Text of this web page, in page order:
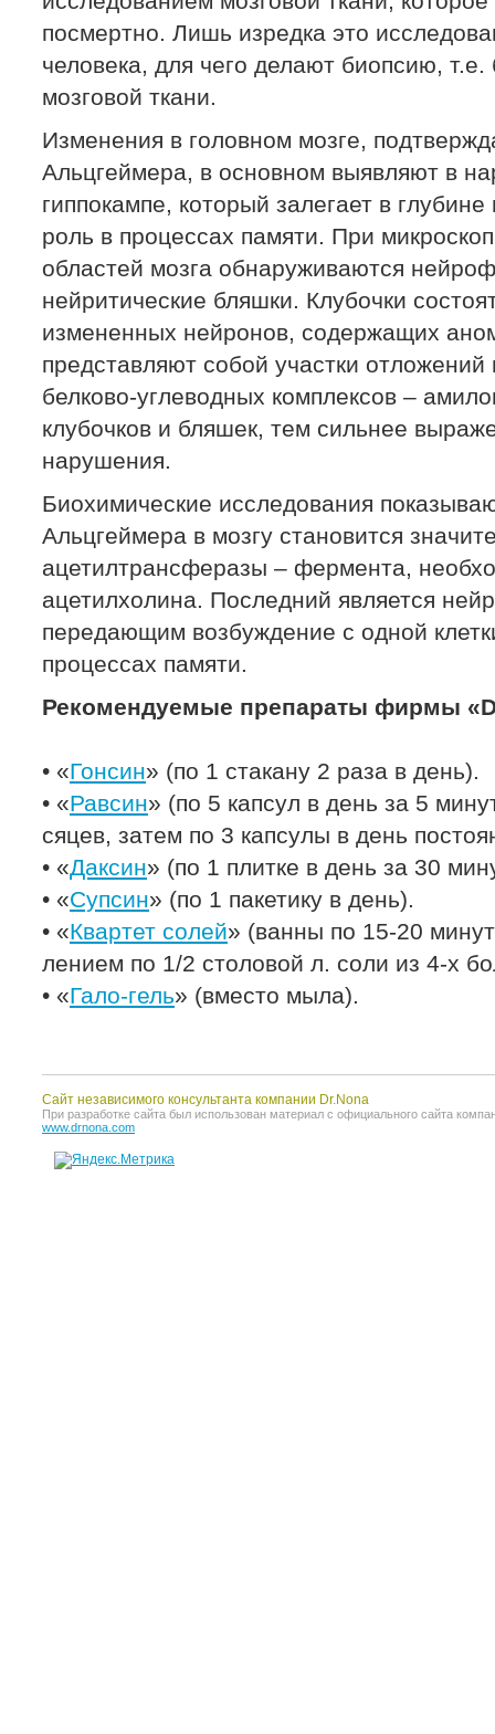
посмертно. Лишь изредка это
человека, для чего делают биопсию,
мозговой ткани.
Изменения в головном мозге,
Альцгеймера, в основном выявляют в
гиппокампе, который залегает в
роль в процессах памяти. При
областей мозга обнаруживаются
нейритические бляшки. Клубочки
измененных нейронов, содержащих
представляют собой участки
белково-углеводных комплексов –
клубочков и бляшек, тем сильнее
нарушения.
Биохимические исследования
Альцгеймера в мозгу становится
ацетилтрансферазы – фермента,
ацетилхолина. Последний является
передающим возбуждение с одной
процессах памяти.
Рекомендуемые препараты фирмы
• «Гонсин» (по 1 стакану 2 раза в день).
• «Равсин» (по 5 капсул в день за 5
сяцев, затем по 3 капсулы в день
• «Даксин» (по 1 плитке в день за 30
• «Супсин» (по 1 пакетику в день).
• «Квартет солей» (ванны по 15-20
лением по 1/2 столовой л. соли из 4-х
• «Гало-гель» (вместо мыла).
Сайт независимого консультанта компании Dr.Nona
При разработке сайта был использован материал с официального сайта
www.drnona.com